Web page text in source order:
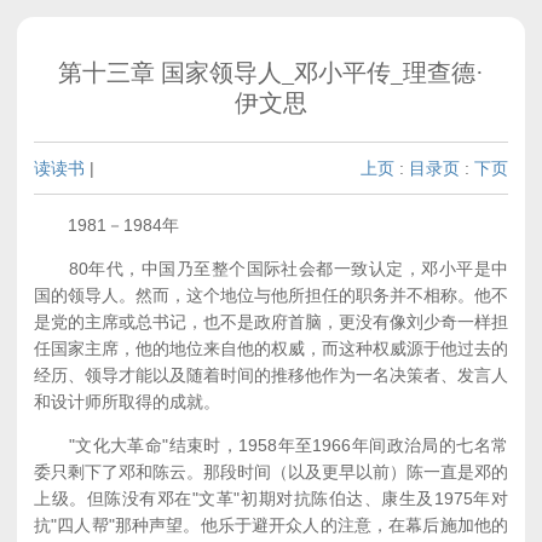
第十三章 国家领导人_邓小平传_理查德·
伊文思
读读书 | 上页 : 目录页 : 下页
1981－1984年
80年代，中国乃至整个国际社会都一致认定，邓小平是中
国的领导人。然而，这个地位与他所担任的职务并不相称。他不
是党的主席或总书记，也不是政府首脑，更没有像刘少奇一样担
任国家主席，他的地位来自他的权威，而这种权威源于他过去的
经历、领导才能以及随着时间的推移他作为一名决策者、发言人
和设计师所取得的成就。
"文化大革命"结束时，1958年至1966年间政治局的七名常
委只剩下了邓和陈云。那段时间（以及更早以前）陈一直是邓的
上级。但陈没有邓在"文革"初期对抗陈伯达、康生及1975年对
抗"四人帮"那种声望。他乐于避开众人的注意，在幕后施加他的